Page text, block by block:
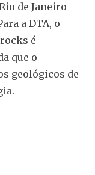
de Janeiro
a DTA, o
é
que o
geológicos de